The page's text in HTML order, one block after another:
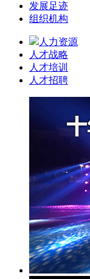
发展足迹
组织机构
人力资源
人才战略
人才培训
人才招聘